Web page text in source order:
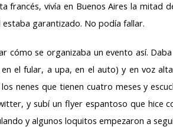
francés, vivía en Buenos Aires la mitad
garantizado. No podía fallar.
cómo se organizaba un evento así.
el fular, a upa, en el auto) y en voz
nenes que tienen cuatro meses y
y subí un flyer espantoso que hice
y algunos loquitos empezaron a